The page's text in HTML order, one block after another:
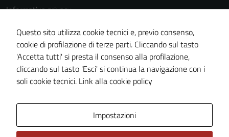
Informativa privacy
Note legali
Dichiarazione di accessibilità
Piano di miglioramento del sito
Questo sito utilizza cookie tecnici e, previo consenso,
cookie di profilazione di terze parti. Cliccando sul tasto
'Accetta tutti' si presta il consenso alla profilazione,
cliccando sul tasto 'Esci' si continua la navigazione con i
soli cookie tecnici. Link alla cookie policy
Impostazioni